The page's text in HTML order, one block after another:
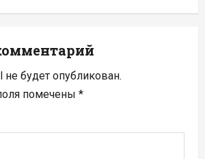
не будет опубликован.
помечены *